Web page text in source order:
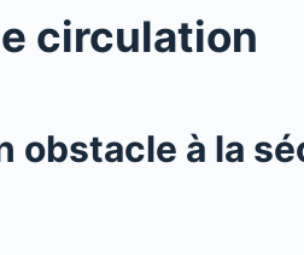
circulation
obstacle à la